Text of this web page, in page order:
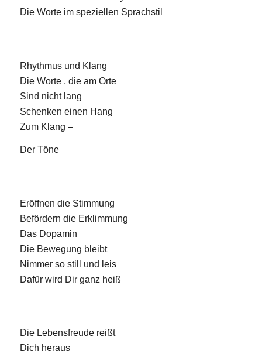
Die Worte im speziellen Sprachstil
Rhythmus und Klang
Die Worte , die am Orte
Sind nicht lang
Schenken einen Hang
Zum Klang –
Der Töne
Eröffnen die Stimmung
Befördern die Erklimmung
Das Dopamin
Die Bewegung bleibt
Nimmer so still und leis
Dafür wird Dir ganz heiß
Die Lebensfreude reißt
Dich heraus